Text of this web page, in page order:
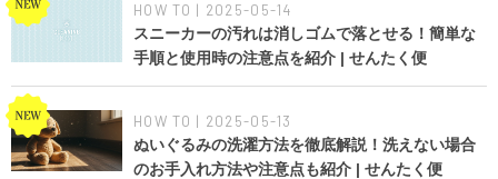
HOW TO | 2025-05-14
スニーカーの汚れは消しゴムで落とせる！簡単な
手順と使用時の注意点を紹介 | せんたく便
HOW TO | 2025-05-13
ぬいぐるみの洗濯方法を徹底解説！洗えない場合
のお手入れ方法や注意点も紹介 | せんたく便